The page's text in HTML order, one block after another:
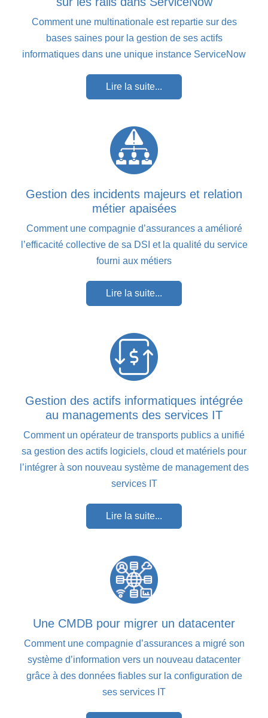
Comment une multinationale est repartie sur des
bases saines pour la gestion de ses actifs
informatiques dans une unique instance ServiceNow
Lire la suite...
Gestion des incidents majeurs et relation
métier apaisées
Comment une compagnie d’assurances a amélioré
l’efficacité collective de sa DSI et la qualité du service
fourni aux métiers
Lire la suite...
Gestion des actifs informatiques intégrée
au managements des services IT
Comment un opérateur de transports publics a unifié
sa gestion des actifs logiciels, cloud et matériels pour
l’intégrer à son nouveau système de management des
services IT
Lire la suite...
Une CMDB pour migrer un datacenter
Comment une compagnie d’assurances a migré son
système d’information vers un nouveau datacenter
grâce à des données fiables sur la configuration de
ses services IT